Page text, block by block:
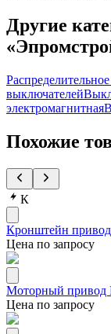
Другие
выключателей
электромагнитная
Похожие
К
Кронштейн
Цена по запросу
Моторный привод
Цена по запросу